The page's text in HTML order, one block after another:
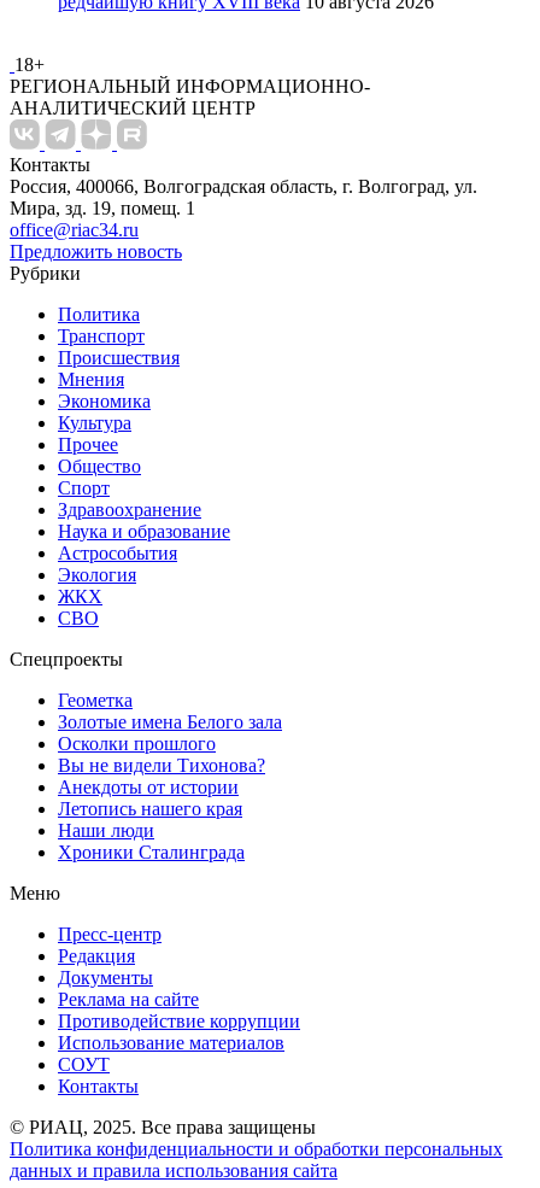
18+
РЕГИОНАЛЬНЫЙ ИНФОРМАЦИОННО-
АНАЛИТИЧЕСКИЙ ЦЕНТР
Контакты
Россия, 400066, Волгоградская область, г. Волгоград, ул.
Мира, зд. 19, помещ. 1
office@riac34.ru
Предложить новость
Рубрики
Политика
Транспорт
Происшествия
Мнения
Экономика
Культура
Прочее
Общество
Спорт
Здравоохранение
Наука и образование
Астрособытия
Экология
ЖКХ
СВО
Спецпроекты
Геометка
Золотые имена Белого зала
Осколки прошлого
Вы не видели Тихонова?
Анекдоты от истории
Летопись нашего края
Наши люди
Хроники Сталинграда
Меню
Пресс-центр
Редакция
Документы
Реклама на сайте
Противодействие коррупции
Использование материалов
СОУТ
Контакты
© РИАЦ, 2025. Все права защищены
Политика конфиденциальности и обработки персональных
данных и правила использования сайта